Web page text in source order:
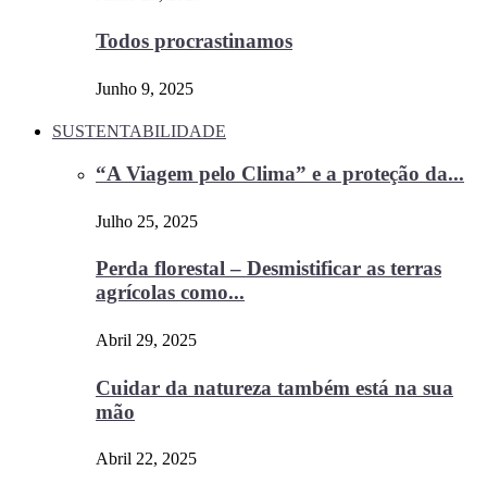
Todos procrastinamos
Junho 9, 2025
SUSTENTABILIDADE
“A Viagem pelo Clima” e a proteção da...
Julho 25, 2025
Perda florestal – Desmistificar as terras
agrícolas como...
Abril 29, 2025
Cuidar da natureza também está na sua
mão
Abril 22, 2025